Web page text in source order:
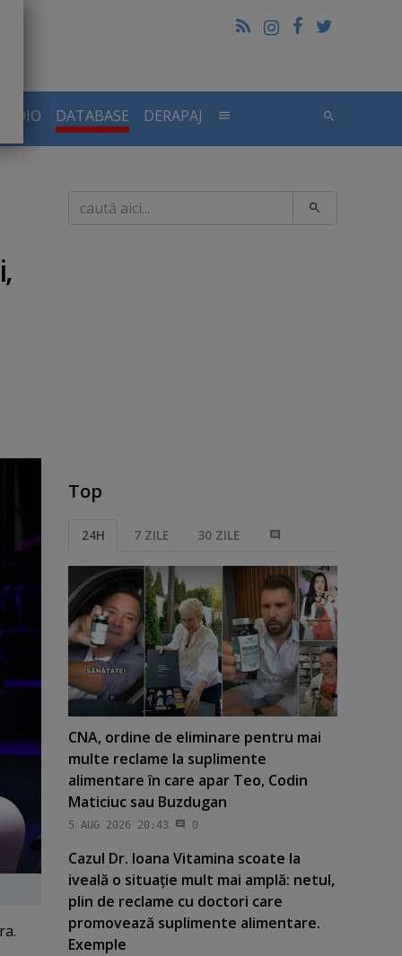
DATABASE DERAPAJ
Caută
Top
24H 7 ZILE 30 ZILE
CNA, ordine de eliminare pentru mai
multe reclame la suplimente
alimentare în care apar Teo, Codin
Maticiuc sau Buzdugan
5 AUG 2026 20:43 0
Cazul Dr. Ioana Vitamina scoate la
iveală o situaţie mult mai amplă: netul,
plin de reclame cu doctori care
promovează suplimente alimentare.
Exemple